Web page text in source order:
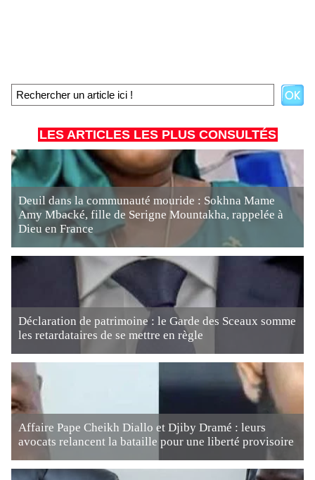
LES ARTICLES LES PLUS CONSULTÉS
Deuil dans la communauté mouride : Sokhna Mame
Amy Mbacké, fille de Serigne Mountakha, rappelée à
Dieu en France
Déclaration de patrimoine : le Garde des Sceaux somme
les retardataires de se mettre en règle
Affaire Pape Cheikh Diallo et Djiby Dramé : leurs
avocats relancent la bataille pour une liberté provisoire